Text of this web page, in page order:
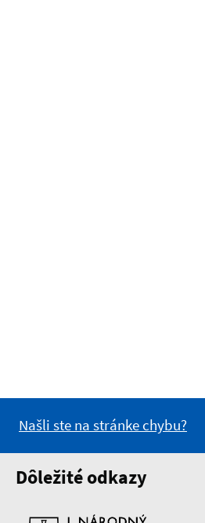
Našli ste na stránke chybu?
Dôležité odkazy